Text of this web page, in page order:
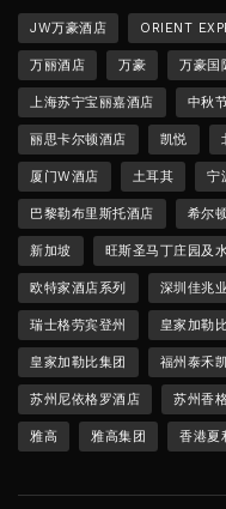
JW万豪酒店 ORIENT
万丽酒店 万豪 万豪国
上海苏宁宝丽嘉酒店 中秋
丽思卡尔顿酒店 凯悦
厦门W酒店 土耳其 宁
巴黎勒布里斯托酒店 希尔
新加坡 旺斯圣马丁庄园及
欧特家酒店系列 深圳佳兆
瑞士格劳宾登州 皇家加勒
皇家加勒比集团 福州泰禾
苏州尼依格罗酒店 苏州香
雅高 雅高集团 香港夏